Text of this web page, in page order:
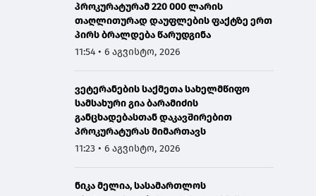
პროკურატურამ 220 000 ლარის
თაღლითურად დაუფლების ფაქტზე ერთ
პირს ბრალდება წარუდგინა
11:54 • 6 აგვისტო, 2026
ვეტერანების საქმეთა სახელმწიფო
სამსახური გია ბარამიძის
განცხადებასთან დაკავშირებით
პროკურატურას მიმართავს
11:23 • 6 აგვისტო, 2026
ნიკა მელია, სასამართლოს